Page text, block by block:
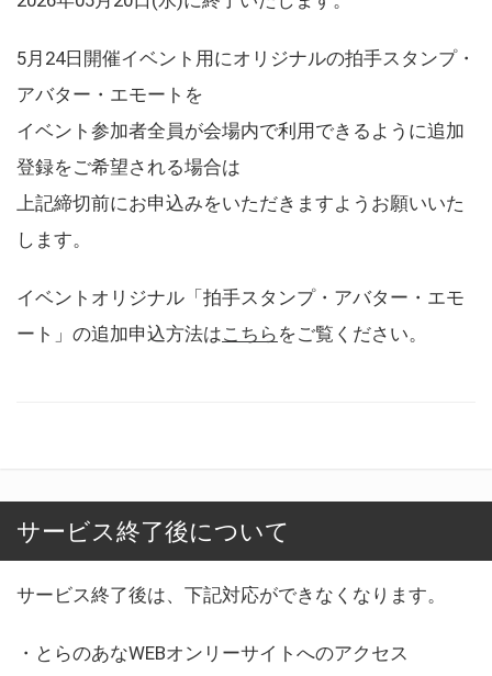
5月24日開催イベント用にオリジナルの拍手スタンプ・
アバター・エモートを
イベント参加者全員が会場内で利用できるように追加
登録をご希望される場合は
上記締切前にお申込みをいただきますようお願いいた
します。
イベントオリジナル「拍手スタンプ・アバター・エモ
ート」の追加申込方法はこちら をご覧ください。
サービス終了後について
サービス終了後は、下記対応ができなくなります。
・とらのあなWEBオンリーサイトへのアクセス